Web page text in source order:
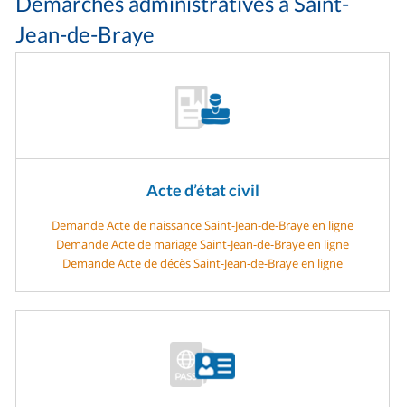
Jean-de-Braye
Acte d’état civil
Demande Acte de naissance Saint-Jean-de-Braye en ligne
Demande Acte de mariage Saint-Jean-de-Braye en ligne
Demande Acte de décès Saint-Jean-de-Braye en ligne